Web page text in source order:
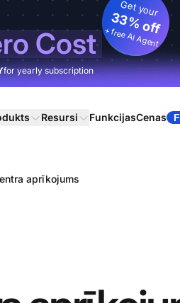
Cost
Get your
33% off
+ free AI Agent
for yearly subscription
Resursi FunkcijasCenas
aprīkojums